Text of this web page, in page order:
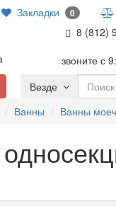
Закладки 0
8 (812)
звоните с
Везде
Ванны Ванны